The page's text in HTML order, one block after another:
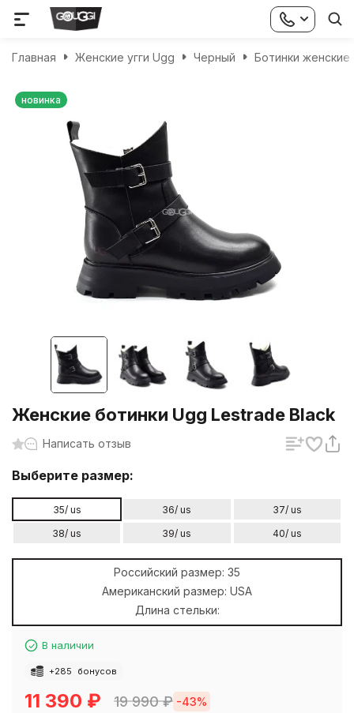
Главная Женские угги Ugg Черный Ботинки женские
новинка
Женские ботинки Ugg Lestrade Black
Написать отзыв
Выберите размер:
35/ us 36/ us
37/ us
38/ us
39/ us 40/ us
Российский размер: 35
Американский размер: USA
Длина стельки:
В наличии
+285 бонусов
11 390 ₽ 19 990₽ -43%